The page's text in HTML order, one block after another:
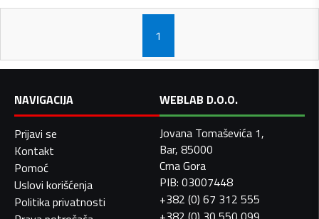
1
NAVIGACIJA
Prijavi se
Kontakt
Pomoć
Uslovi korišćenja
Politika privatnosti
WEBLAB D.O.O.
Jovana Tomaševića 1,
Bar, 85000
Crna Gora
PIB: 03007448
+382 (0) 67 312 555